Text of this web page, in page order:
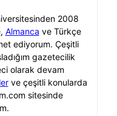
2008
, Almanca ve Türkçe
ediyorum. Çeşitli
gazetecilik
olarak devam
ve çeşitli konularda
sitesinde